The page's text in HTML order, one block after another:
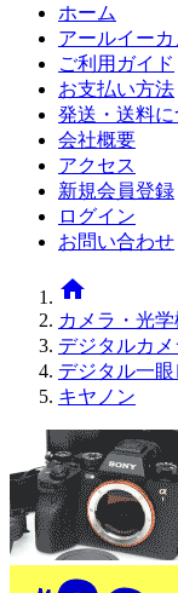
ホーム
アールイー
ご利用ガイド
お支払い方法
発送・送料に
会社概要
アクセス
新規会員登録
ログイン
お問い合わせ
home
カメラ・光学
デジタルカメ
デジタル一
キヤノン